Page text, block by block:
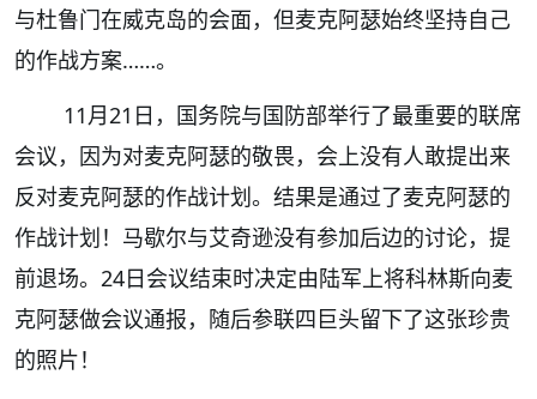
与杜鲁门在威克岛的会面，但麦克阿瑟始终坚持自己
的作战方案……。
11月21日，国务院与国防部举行了最重要的联席
会议，因为对麦克阿瑟的敬畏，会上没有人敢提出来
反对麦克阿瑟的作战计划。结果是通过了麦克阿瑟的
作战计划！马歇尔与艾奇逊没有参加后边的讨论，提
前退场。24日会议结束时决定由陆军上将科林斯向麦
克阿瑟做会议通报，随后参联四巨头留下了这张珍贵
的照片！